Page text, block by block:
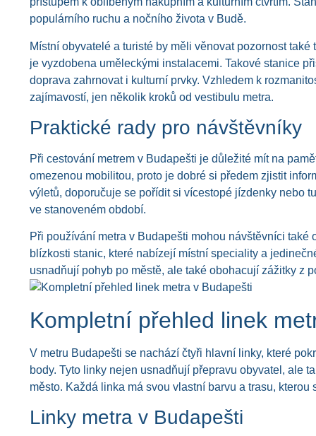
populárního ruchu a nočního života v Budě.
Místní obyvatelé a turisté by měli věnovat pozornost
je vyzdobena uměleckými instalacemi. Takové stanice
doprava zahrnovat i kulturní prvky. Vzhledem k
zajímavostí, jen několik kroků od vestibulu metra.
Praktické rady pro návštěvníky
Při cestování metrem v Budapešti je důležité mít na
omezenou mobilitou, proto je dobré si předem zjistit
výletů, doporučuje se pořídit si vícestopé jízdenky nebo
ve stanoveném období.
Při používání metra v Budapešti mohou návštěvníci
blízkosti stanic, které nabízejí místní speciality a
usnadňují pohyb po městě, ale také obohacují zážitky z
Kompletní přehled linek
V metru Budapešti se nachází čtyři hlavní linky, které
body. Tyto linky nejen usnadňují přepravu obyvatel, ale
město. Každá linka má svou vlastní barvu a trasu,
Linky metra v Budapešti